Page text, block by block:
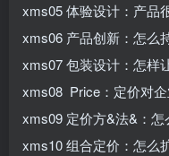
xms05 体验设计：产品
xms06 产品创新：怎么
xms07 包装设计：怎样
xms08 Price：定价对
xms09 定价方&法&：
xms10 组合定价：怎么